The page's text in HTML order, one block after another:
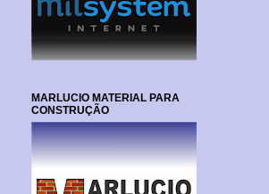
MARLUCIO MATERIAL PARA
CONSTRUÇÃO